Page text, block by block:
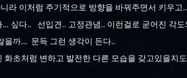
라 이처럼 주기적으로 방향을 바꿔주면서 키우고
싶다.. 선입견.. 고정관념.. 이런걸로 굳어진 각도
을까... 문득 그런 생각이 든다..
초처럼 변하고 발전한 다른 모습을 갖고있을지